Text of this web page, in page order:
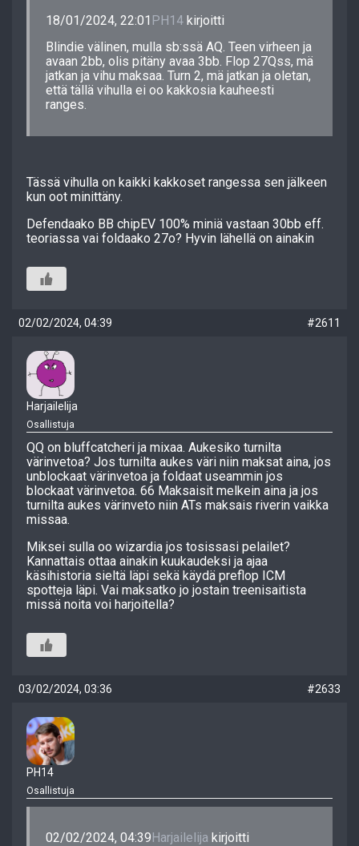
18/01/2024, 22:01 PH14 kirjoitti
Blindie välinen, mulla sb:ssä AQ. Teen virheen ja
avaan 2bb, olis pitäny avaa 3bb. Flop 27Qss, mä
jatkan ja vihu maksaa. Turn 2, mä jatkan ja oletan,
että tällä vihulla ei oo kakkosia kauheesti
ranges.
Tässä vihulla on kaikki kakkoset rangessa sen jälkeen
kun oot minittäny.
Defendaako BB chipEV 100% miniä vastaan 30bb eff.
teoriassa vai foldaako 27o? Hyvin lähellä on ainakin
02/02/2024, 04:39 #2611
Harjailelija
Osallistuja
QQ on bluffcatcheri ja mixaa. Aukesiko turnilta
värinvetoa? Jos turnilta aukes väri niin maksat aina, jos
unblockaat värinvetoa ja foldaat useammin jos
blockaat värinvetoa. 66 Maksaisit melkein aina ja jos
turnilta aukes värinveto niin ATs maksais riverin vaikka
missaa.
Miksei sulla oo wizardia jos tosissasi pelailet?
Kannattais ottaa ainakin kuukaudeksi ja ajaa
käsihistoria sieltä läpi sekä käydä preflop ICM
spotteja läpi. Vai maksatko jo jostain treenisaitista
missä noita voi harjoitella?
03/02/2024, 03:36 #2633
PH14
Osallistuja
02/02/2024, 04:39Harjailelija kirjoitti